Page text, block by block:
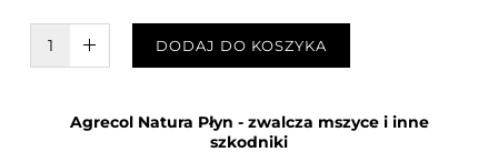
W KOSZYKU :)DODAJ DO KOSZYKA
Agrecol Natura Płyn - zwalcza mszyce i inne
szkodniki